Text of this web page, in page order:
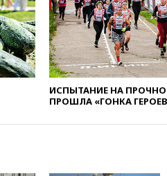
вчера,
ИСПЫТАНИЕ НА
ПРОШЛА «ГОНКА